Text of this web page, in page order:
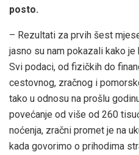
posto.
– Rezultati za prvih šest
jasno su nam pokazali kako
Svi podaci, od fizičkih do
cestovnog, zračnog i
tako u odnosu na prošlu
povećanje od više od 260
noćenja, zračni promet je na
kada govorimo o prihodima